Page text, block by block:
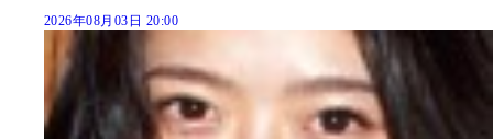
2026年08月03日 20:00